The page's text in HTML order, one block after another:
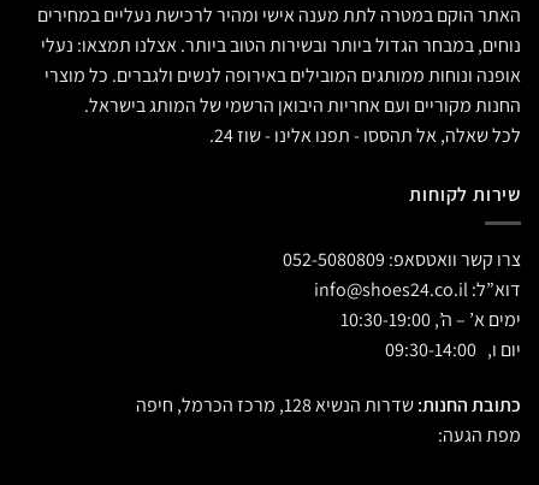
האתר הוקם במטרה לתת מענה אישי ומהיר לרכישת נעליים במחירים
נוחים, במבחר הגדול ביותר ובשירות הטוב ביותר. אצלנו תמצאו: נעלי
אופנה ונוחות ממותגים המובילים באירופה לנשים ולגברים. כל מוצרי
החנות מקוריים ועם אחריות היבואן הרשמי של המותג בישראל.
לכל שאלה, אל תהססו - תפנו אלינו - שוז 24.
שירות לקוחות
צרו קשר וואטסאפ: 052-5080809
דוא”ל:
ימים א’ – ה’, 10:30-19:00
יום ו, 09:30-14:00
כתובת החנות:שדרות הנשיא 128, מרכז הכרמל, חיפה
מפת הגעה: